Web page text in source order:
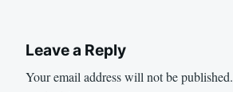
Leave a Reply
Your email address will not be published.